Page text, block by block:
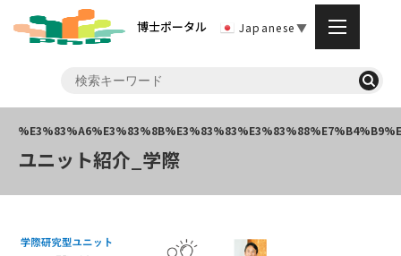
博士ポータル Japanese▼
ユニット紹介_学際